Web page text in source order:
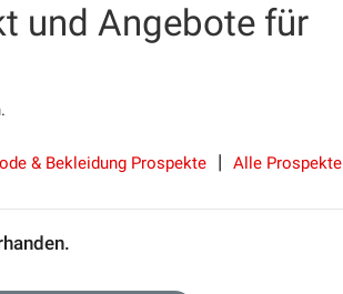
und Angebote für
& Bekleidung Prospekte Alle Prospekte